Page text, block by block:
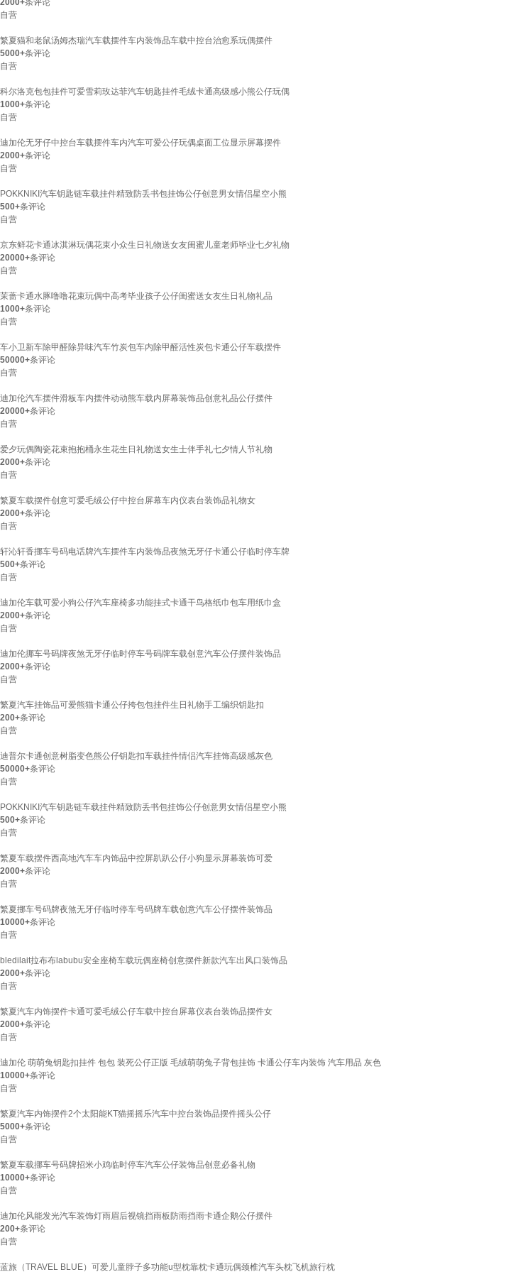
2000+条评论
自营
繁夏猫和老鼠汤姆杰瑞汽车载摆件车内装饰品车载中控台治愈系玩偶摆件
5000+条评论
自营
科尔洛克包包挂件可爱雪莉玫达菲汽车钥匙挂件毛绒卡通高级感小熊公仔玩偶
1000+条评论
自营
迪加伦无牙仔中控台车载摆件车内汽车可爱公仔玩偶桌面工位显示屏幕摆件
2000+条评论
自营
POKKNIKI汽车钥匙链车载挂件精致防丢书包挂饰公仔创意男女情侣星空小熊
500+条评论
自营
京东鲜花卡通冰淇淋玩偶花束小众生日礼物送女友闺蜜儿童老师毕业七夕礼物
20000+条评论
自营
茉蔷卡通水豚噜噜花束玩偶中高考毕业孩子公仔闺蜜送女友生日礼物礼品
1000+条评论
自营
车小卫新车除甲醛除异味汽车竹炭包车内除甲醛活性炭包卡通公仔车载摆件
50000+条评论
自营
迪加伦汽车摆件滑板车内摆件动动熊车载内屏幕装饰品创意礼品公仔摆件
20000+条评论
自营
爱夕玩偶陶瓷花束抱抱桶永生花生日礼物送女生士伴手礼七夕情人节礼物
2000+条评论
自营
繁夏车载摆件创意可爱毛绒公仔中控台屏幕车内仪表台装饰品礼物女
2000+条评论
自营
轩沁轩香挪车号码电话牌汽车摆件车内装饰品夜煞无牙仔卡通公仔临时停车牌
500+条评论
自营
迪加伦车载可爱小狗公仔汽车座椅多功能挂式卡通干鸟格纸巾包车用纸巾盒
2000+条评论
自营
迪加伦挪车号码牌夜煞无牙仔临时停车号码牌车载创意汽车公仔摆件装饰品
2000+条评论
自营
繁夏汽车挂饰品可爱熊猫卡通公仔挎包包挂件生日礼物手工编织钥匙扣
200+条评论
自营
迪普尔卡通创意树脂变色熊公仔钥匙扣车载挂件情侣汽车挂饰高级感灰色
50000+条评论
自营
POKKNIKI汽车钥匙链车载挂件精致防丢书包挂饰公仔创意男女情侣星空小熊
500+条评论
自营
繁夏车载摆件西高地汽车车内饰品中控屏趴趴公仔小狗显示屏幕装饰可爱
2000+条评论
自营
繁夏挪车号码牌夜煞无牙仔临时停车号码牌车载创意汽车公仔摆件装饰品
10000+条评论
自营
bledilait拉布布labubu安全座椅车载玩偶座椅创意摆件新款汽车出风口装饰品
2000+条评论
自营
繁夏汽车内饰摆件卡通可爱毛绒公仔车载中控台屏幕仪表台装饰品摆件女
2000+条评论
自营
迪加伦 萌萌兔钥匙扣挂件 包包 装死公仔正版 毛绒萌萌兔子背包挂饰 卡通公仔车内装饰 汽车用品 灰色
10000+条评论
自营
繁夏汽车内饰摆件2个太阳能KT猫摇摇乐汽车中控台装饰品摆件摇头公仔
5000+条评论
自营
繁夏车载挪车号码牌招米小鸡临时停车汽车公仔装饰品创意必备礼物
10000+条评论
自营
迪加伦风能发光汽车装饰灯雨眉后视镜挡雨板防雨挡雨卡通企鹅公仔摆件
200+条评论
自营
蓝旅（TRAVEL BLUE）可爱儿童脖子多功能u型枕靠枕卡通玩偶颈椎汽车头枕飞机旅行枕